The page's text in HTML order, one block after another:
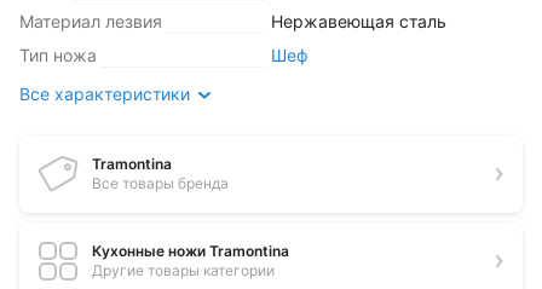
Материал лезвия
Нержавеющая сталь
Тип ножа
Шеф
Все характеристики
Tramontina
Все товары бренда
Кухонные ножи Tramontina
Другие товары категории